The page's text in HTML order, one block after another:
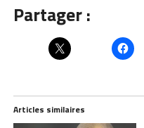
Partager :
Articles similaires